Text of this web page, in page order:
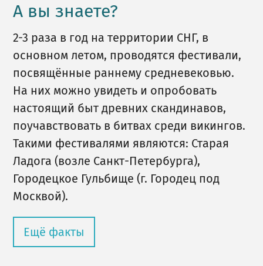
А вы знаете?
2-3 раза в год на территории СНГ, в
основном летом, проводятся фестивали,
посвящённые раннему средневековью.
На них можно увидеть и опробовать
настоящий быт древних скандинавов,
поучавствовать в битвах среди викингов.
Такими фестивалями являются: Старая
Ладога (возле Санкт-Петербурга),
Городецкое Гульбище (г. Городец под
Москвой).
Ещё факты